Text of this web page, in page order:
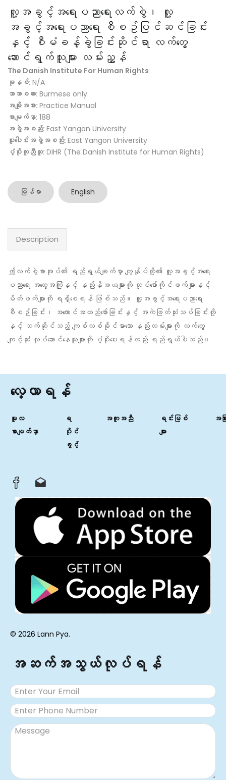
လူ့အခွင့်အ‌ရေးပညာရေးလက်စွဲ၊ လူ့
အခွင့်အရေးပညာရေး စီစဥ်ပြင်ဆင်ခြင်း
နှင့် စီမံခန့်ခွဲခြင်းဆိုင်ရာ လက်တွေ့
ဆောင်ရွက်သူများ လမ်းညွှန်
The Danish Institute For Human Rights
ခုနှစ်: N/A
ဘာသာစကား: Burmese only
အမျိုးအစား: Practice Manual
စာမျက်နှာ: 188
အဖွဲ့အစည်း: East Yangon University
ပူးပေါင်းအဖွဲ့အစည်း: East Yangon University
ပံ့ပိုးကူညီသူ: DIHR (The Danish Institute for Human Rights)
မြန်မာ English
Description
ဤလက်စွဲစာအုပ်၏ ရည်ရွယ်ချက်မှာ ကျွန်ုပ်တို့၏ လူ့အခွင့်အရေး
ပညာရေး အတွေ့အကြုံနှင့် နည်းနိဿယများကို လုပ်ဖော်ကိုင်ဖက်များနှင့်
မိတ်ဖက်များကို ရရှိစေရန် ဖြစ်သည်။ လူ့အခွင့်အရေးပညာရေး
စီစဉ်ခြင်း၊ အကောင်အထည်ဖော်ခြင်းနှင့် အကဲဖြတ်သုံးသပ်ခြင်းတို့
နှင့် သက်ဆိုင်သည့် ကျစ်လစ်ခိုင်မာသော နည်းလမ်းများကို လက်တွေ့
ကျင့်သုံး လုပ်ဆောင်နေသူများကို ပံ့ပိုးပေးရန်လည်း ရည်ရွယ်ပါသည်။
လေ့လာရန်
မူလ
စာမျက်နှာ
ရ
ပိုင်
ခွင့်
အကူအညီ
ရင်းမြစ်
များ
အခြ
© 2026 Lann Pya.
အဆက်အသွယ်လုပ်ရန်